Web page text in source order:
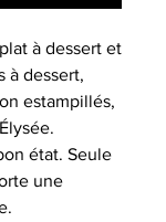
à dessert et
à dessert,
estampillés,
état. Seule
une